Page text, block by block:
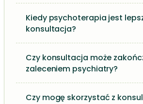
Kiedy psychoterapia jest
konsultacja?
Czy konsultacja może
zaleceniem psychiatry?
Czy mogę skorzystać z